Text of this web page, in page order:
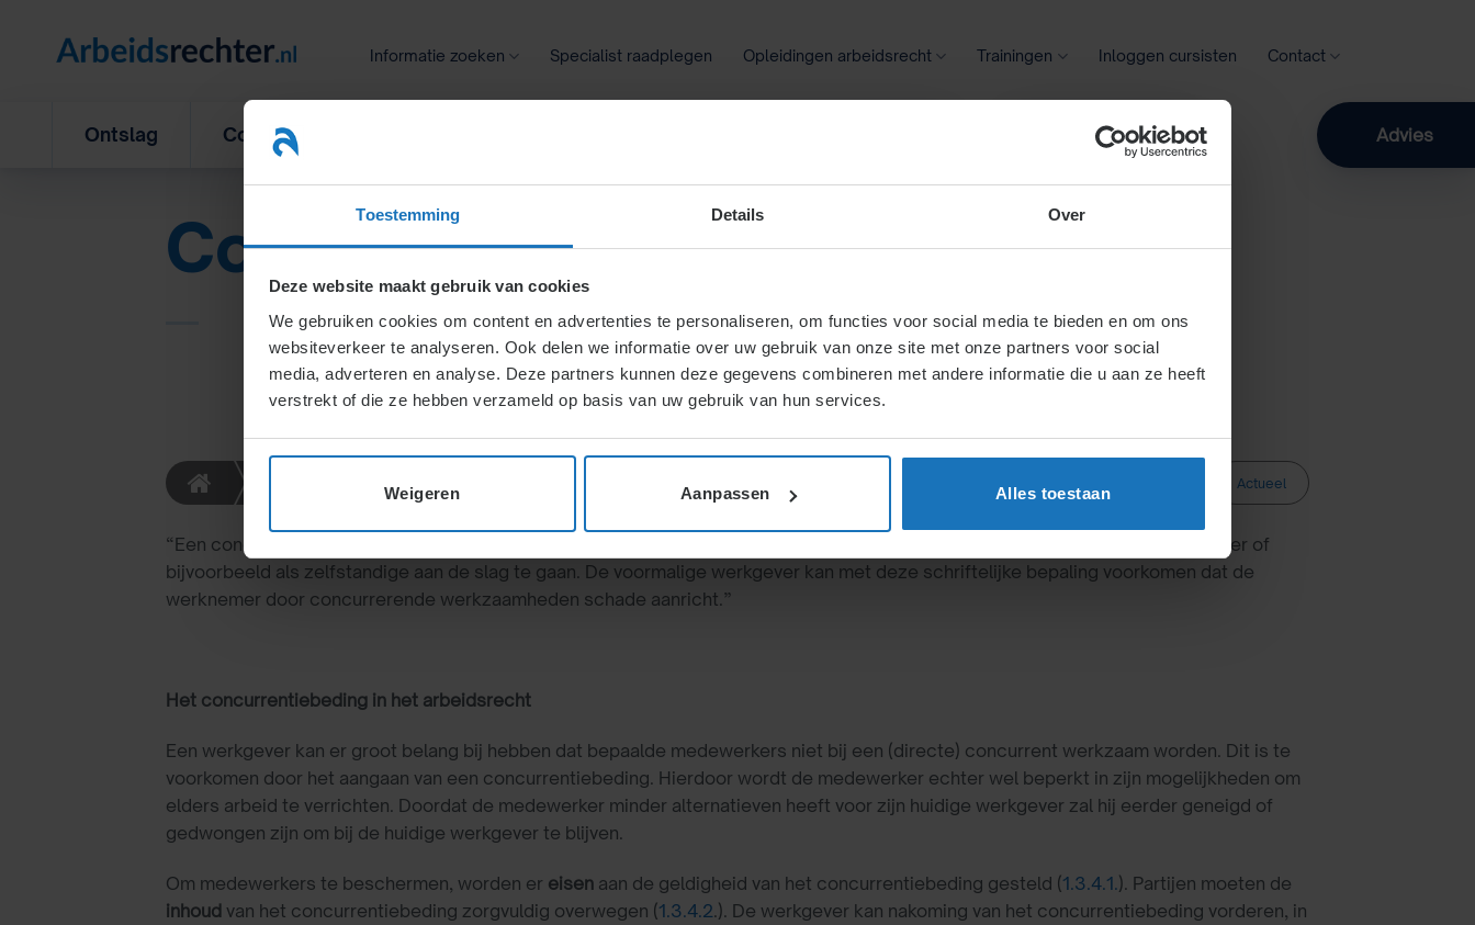
Toestemming Details Over
Deze website maakt gebruik van cookies
We gebruiken cookies om content en advertenties te personaliseren, om functies voor social media te bieden en om ons
websiteverkeer te analyseren. Ook delen we informatie over uw gebruik van onze site met onze partners voor social
media, adverteren en analyse. Deze partners kunnen deze gegevens combineren met andere informatie die u aan ze heeft
verstrekt of die ze hebben verzameld op basis van uw gebruik van hun services.
Weigeren Aanpassen Alles toestaan
Informatie zoeken Specialist raadplegen Opleidingen arbeidsrecht Trainingen Inloggen cursisten Contact
Ontslag Concurrentiebeding Zoeken Advies
Concurrentiebeding
Actueel
“Een concurrentiebeding beperkt een werknemer in zijn vrijheid om na het einde van zijn dienstverband bij een andere werkgever of
bijvoorbeeld als zelfstandige aan de slag te gaan. De voormalige werkgever kan met deze schriftelijke bepaling voorkomen dat de
werknemer door concurrerende werkzaamheden schade aanricht.”
Het concurrentiebeding in het arbeidsrecht
Een werkgever kan er groot belang bij hebben dat bepaalde medewerkers niet bij een (directe) concurrent werkzaam worden. Dit is te
voorkomen door het aangaan van een concurrentiebeding. Hierdoor wordt de medewerker echter wel beperkt in zijn mogelijkheden om
elders arbeid te verrichten. Doordat de medewerker minder alternatieven heeft voor zijn huidige werkgever zal hij eerder geneigd of
gedwongen zijn om bij de huidige werkgever te blijven.
Om medewerkers te beschermen, worden er eisen aan de geldigheid van het concurrentiebeding gesteld (1.3.4.1.). Partijen moeten de
inhoud van het concurrentiebeding zorgvuldig overwegen (1.3.4.2.). De werkgever kan nakoming van het concurrentiebeding vorderen, in